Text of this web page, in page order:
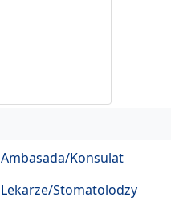
Ambasada/Konsulat
Lekarze/Stomatolodzy